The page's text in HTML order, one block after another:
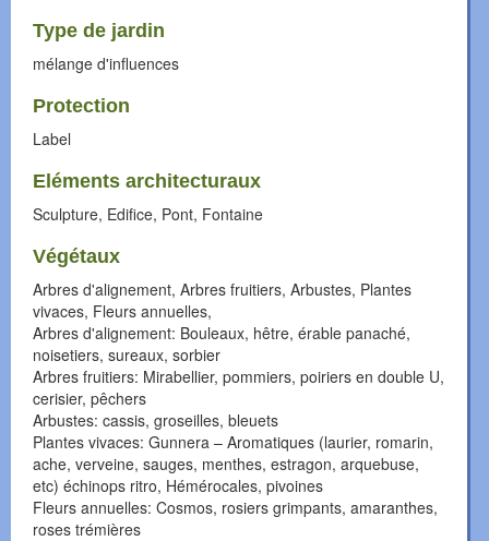
Type de jardin
mélange d'influences
Protection
Label
Eléments architecturaux
Sculpture, Edifice, Pont, Fontaine
Végétaux
Arbres d'alignement, Arbres fruitiers, Arbustes, Plantes
vivaces, Fleurs annuelles,
Arbres d'alignement: Bouleaux, hêtre, érable panaché,
noisetiers, sureaux, sorbier
Arbres fruitiers: Mirabellier, pommiers, poiriers en double U,
cerisier, pêchers
Arbustes: cassis, groseilles, bleuets
Plantes vivaces: Gunnera – Aromatiques (laurier, romarin,
ache, verveine, sauges, menthes, estragon, arquebuse,
etc) échinops ritro, Hémérocales, pivoines
Fleurs annuelles: Cosmos, rosiers grimpants, amaranthes,
roses trémières